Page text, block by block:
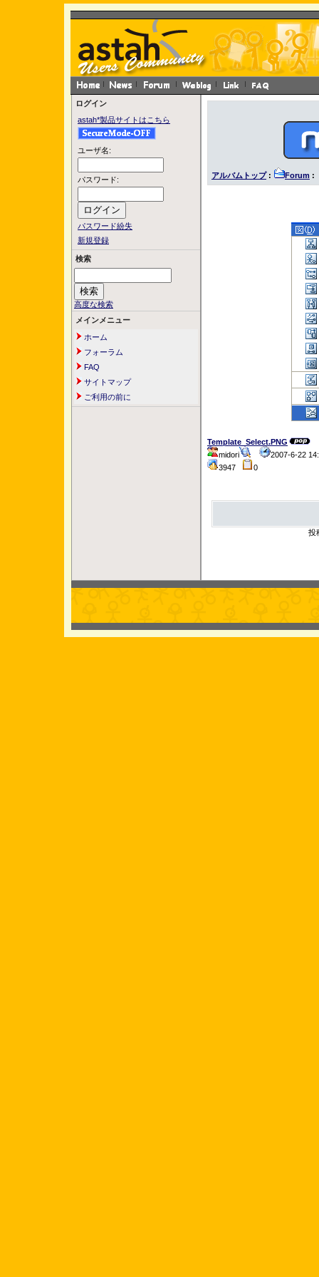
ログイン
astah*製品サイトはこちら
ユーザ名:
パスワード:
パスワード紛失
新規登録
検索
高度な検索
メインメニュー
ホーム
フォーラム
FAQ
サイトマップ
ご利用の前に
アルバムトップ: Forum :
Template_Select.PNG
midori
2007-6-22
3947
0
投